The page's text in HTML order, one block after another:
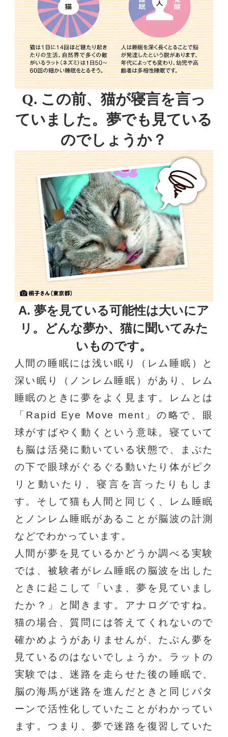
Q. この前、猫が寝言を言っ
ていました。夢でも見ている
のでしょうか？
A. 夢を見ている可能性は大いにア
リ。
どんな夢か、猫に聞いてみた
いものです。
人間の睡眠には浅い眠り（レム睡眠）と
深い眠り（ノンレム睡眠）があり、レム
睡眠のときに夢をよく見ます。レムとは
「Rapid Eye Move ment」の略で、眼
球がすばやく動くという意味。寝ていて
も脳は活発に動いている状態で、まぶた
の下で眼球がぐるぐる動いたり体がピク
リと動いたり、寝言を言ったりもしま
す。そして猫も人間と同じく、レム睡眠
とノンレム睡眠があることが脳波の計測
などでわかっています。
人間が夢を見ているかどうか調べる実験
では、被験者がレム睡眠の脳波を出した
ときに起こして「いま、夢を見ていまし
たか？」と聞きます。アナログですね。
猫の場合、質問には答えてくれないので
確かめようがありませんが、たぶん夢を
見ているのはないでしょうか。ラットの
実験では、迷路を走らせた後の睡眠で、
脳の海馬が迷路を進んだときと同じパタ
ーンで活性化していたことがわかってい
ます。つまり、夢で迷路を復習していた